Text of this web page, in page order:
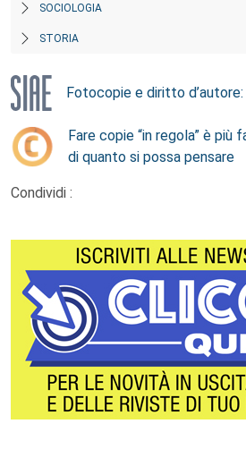
SOCIOLOGIA
STORIA
Fotocopie e diritto
Fare copie “in regola” è più
di quanto si possa pensare
Condividi :